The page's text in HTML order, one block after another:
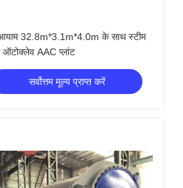
आयाम 32.8m*3.1m*4.0m के साथ स्टीम
ऑटोक्लेव AAC प्लांट
सर्वोत्तम मूल्य प्राप्त करें